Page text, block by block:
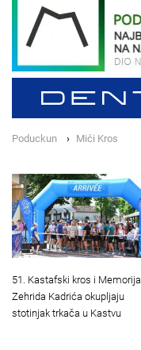
Poduckun Mići Kros
51. Kastafski kros i Memorijal
Zehrida Kadrića okupljaju
stotinjak trkača u Kastvu